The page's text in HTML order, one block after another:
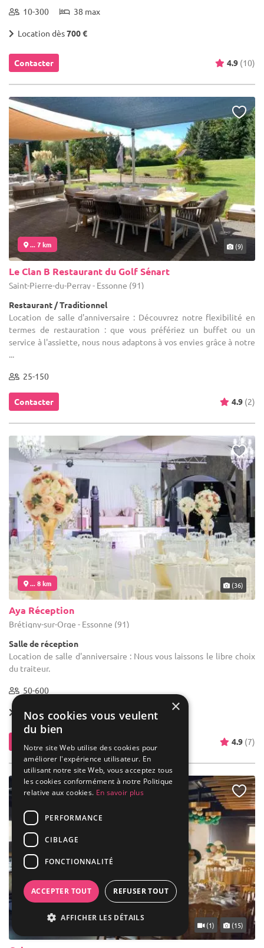
10-300 38 max
Location dès700 €
Contacter 4.9 (10)
... 7 km (9)
Le Clan B Restaurant du Golf Sénart
Saint-Pierre-du-Perray - Essonne (91)
Restaurant / Traditionnel
Location de salle d'anniversaire : Découvrez notre flexibilité en
termes de restauration : que vous préfériez un buffet ou un
service à l'assiette, nous nous adaptons à vos envies grâce à notre
...
25-150
Contacter 4.9 (2)
... 8 km (36)
Aya Réception
Brétigny-sur-Orge - Essonne (91)
Salle de réception
Location de salle d'anniversaire : Nous vous laissons le libre choix
du traiteur.
50-600
Location dès 1 500 €
4.9 (7)
... 8 km (1) (15)
×
Nos cookies vous veulent
du bien
Notre site Web utilise des cookies pour
améliorer l'expérience utilisateur. En
utilisant notre site Web, vous acceptez tous
les cookies conformément à notre Politique
relative aux cookies. En savoir plus
PERFORMANCE
CIBLAGE
FONCTIONNALITÉ
ACCEPTER TOUT REFUSER TOUT
AFFICHER LES DÉTAILS